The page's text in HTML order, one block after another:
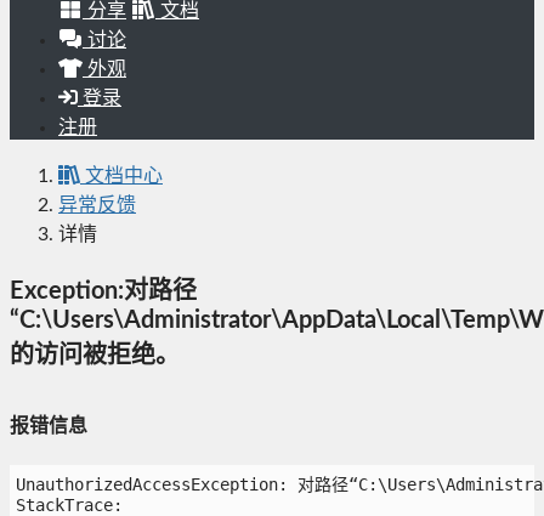
分享
文档
讨论
外观
登录
注册
文档中心
异常反馈
详情
Exception:对路径
的访问被拒绝。
报错信息
UnauthorizedAccessException: 对路径
StackTrace: